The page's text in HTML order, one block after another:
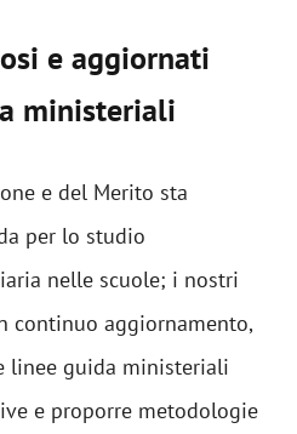
e aggiornati
ministeriali
e del Merito sta
per lo studio
nelle scuole; i nostri
continuo aggiornamento,
linee guida ministeriali
e proporre metodologie